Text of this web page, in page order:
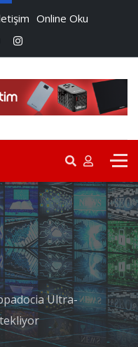
Online Oku
Ultra-